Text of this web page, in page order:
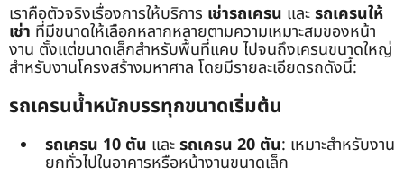
เราคือตัวจริงเรื่องการให้บริการ เช่ารถเครน และรถเครนให้
เช่า ที่มีขนาดให้เลือกหลากหลายตามความเหมาะสมของหน้า
งาน ตั้งแต่ขนาดเล็กสำหรับพื้นที่แคบ ไปจนถึงเครนขนาดใหญ่
สำหรับงานโครงสร้างมหาศาล โดยมีรายละเอียดรถดังนี้:
รถเครนน้ำหนักบรรทุกขนาดเริ่มต้น
รถเครน 10 ตัน และรถเครน 20 ตัน: เหมาะสำหรับงาน
ยกทั่วไปในอาคารหรือหน้างานขนาดเล็ก